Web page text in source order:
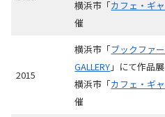
横浜市「カフェ・ギ
催
2015
横浜市「ブックファ
GALLERY 」にて作品展
横浜市「カフェ・ギ
催